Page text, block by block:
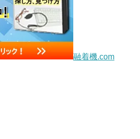
融着機.com